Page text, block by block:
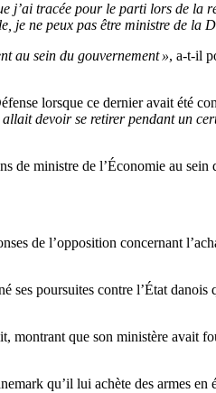
tracée pour le parti lors de la
ne peux pas être ministre de la
au sein du gouvernement », a-t-il
lorsque ce dernier avait été
allait devoir se retirer pendant un
de ministre de l’Économie au sein
de l’opposition concernant
ses poursuites contre l’État
montrant que son ministère avait
qu’il lui achète des armes en